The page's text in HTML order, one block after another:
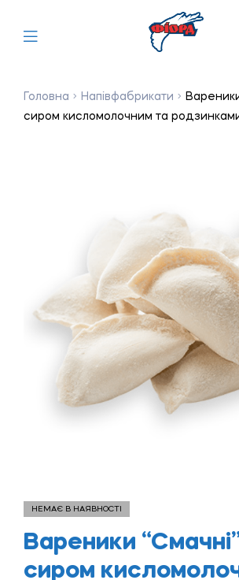
Головна Напівфабрикати
сиром кисломолочним та
НЕМАЄ В НАЯВНОСТІ
Вареники
сиром